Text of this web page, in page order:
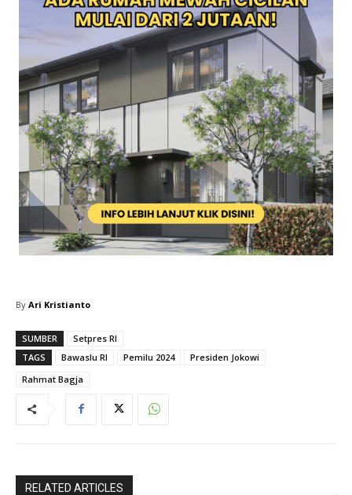
By Ari Kristianto
SUMBER
Setpres RI
TAGS
Bawaslu RI Pemilu 2024
Presiden Jokowi
Rahmat Bagja
RELATED ARTICLES